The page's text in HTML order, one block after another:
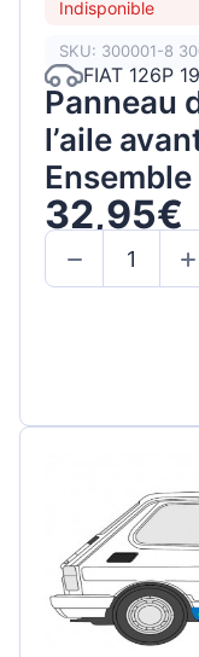
Indisponible
SKU: 300001-8
FIAT 126P
Panneau
l’aile
Ensemble
32,95€